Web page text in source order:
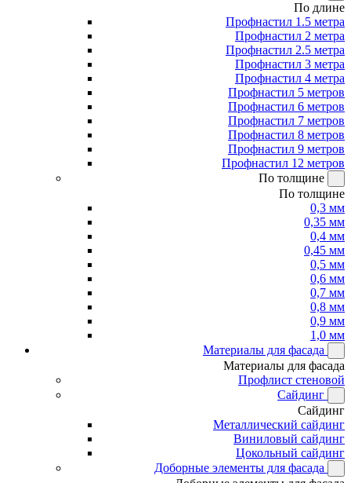
По длине
Профнастил 1.5 метра
Профнастил 2 метра
Профнастил 2.5 метра
Профнастил 3 метра
Профнастил 4 метра
Профнастил 5 метров
Профнастил 6 метров
Профнастил 7 метров
Профнастил 8 метров
Профнастил 9 метров
Профнастил 12 метров
По толщине
По толщине
0,3 мм
0,35 мм
0,4 мм
0,45 мм
0,5 мм
0,6 мм
0,7 мм
0,8 мм
0,9 мм
1,0 мм
Материалы для фасада
Материалы для фасада
Профлист стеновой
Сайдинг
Сайдинг
Металлический сайдинг
Виниловый сайдинг
Цокольный сайдинг
Доборные элементы для фасада